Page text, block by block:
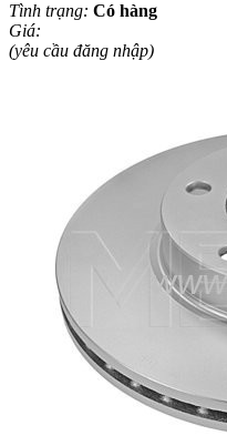
Tình trạng: Có hàng
Giá:
(yêu cầu đăng nhập)